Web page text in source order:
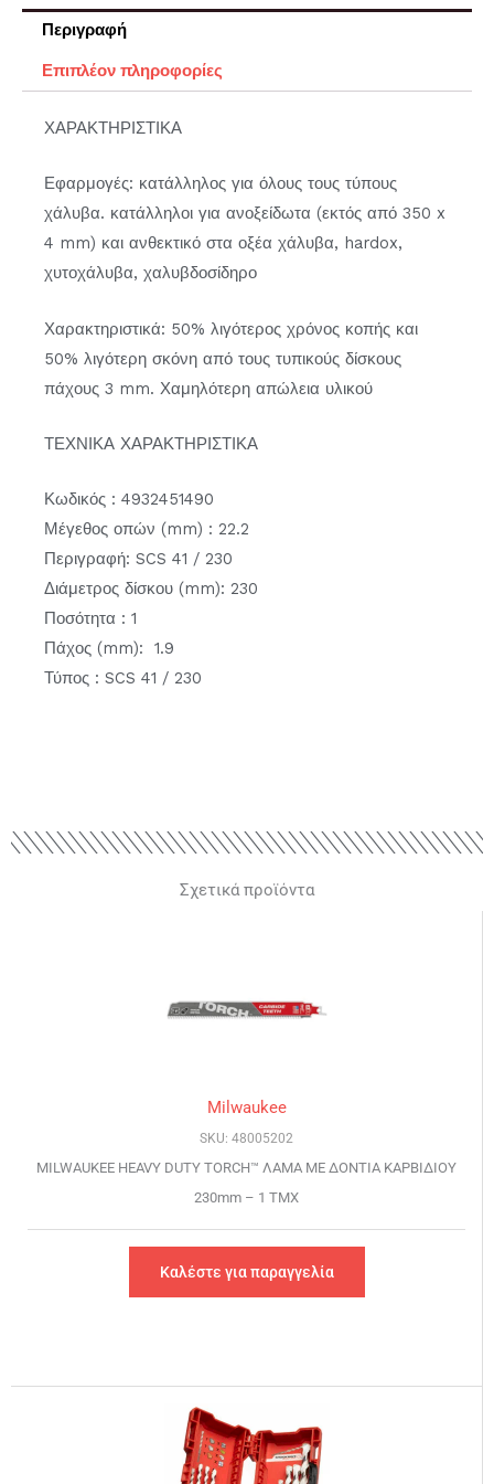
Περιγραφή
Επιπλέον πληροφορίες
ΧΑΡΑΚΤΗΡΙΣΤΙΚΑ
Εφαρμογές: κατάλληλος για όλους τους τύπους
χάλυβα. κατάλληλοι για ανοξείδωτα (εκτός από 350 x
4 mm) και ανθεκτικό στα οξέα χάλυβα, hardox,
χυτοχάλυβα, χαλυβδοσίδηρο
Χαρακτηριστικά: 50% λιγότερος χρόνος κοπής και
50% λιγότερη σκόνη από τους τυπικούς δίσκους
πάχους 3 mm. Χαμηλότερη απώλεια υλικού
ΤΕΧΝΙΚΑ ΧΑΡΑΚΤΗΡΙΣΤΙΚΑ
Κωδικός : 4932451490
Μέγεθος οπών (mm) : 22.2
Περιγραφή: SCS 41 / 230
Διάμετρος δίσκου (mm): 230
Ποσότητα : 1
Πάχος (mm): 1.9
Τύπος : SCS 41 / 230
Σχετικά προϊόντα
Milwaukee
SKU: 48005202
MILWAUKEE HEAVY DUTY TORCH™ ΛΑΜΑ ΜΕ ΔΟΝΤΙΑ ΚΑΡΒΙΔΙΟΥ
230mm – 1 TMX
Καλέστε για παραγγελία